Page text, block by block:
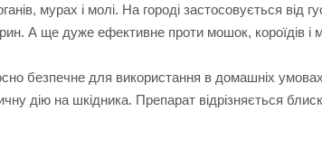
мурах і молі. На городі застосовується від
А ще дуже ефективне проти мошок, короїдів і
безпечне для використання в домашніх
дію на шкідника. Препарат відрізняється